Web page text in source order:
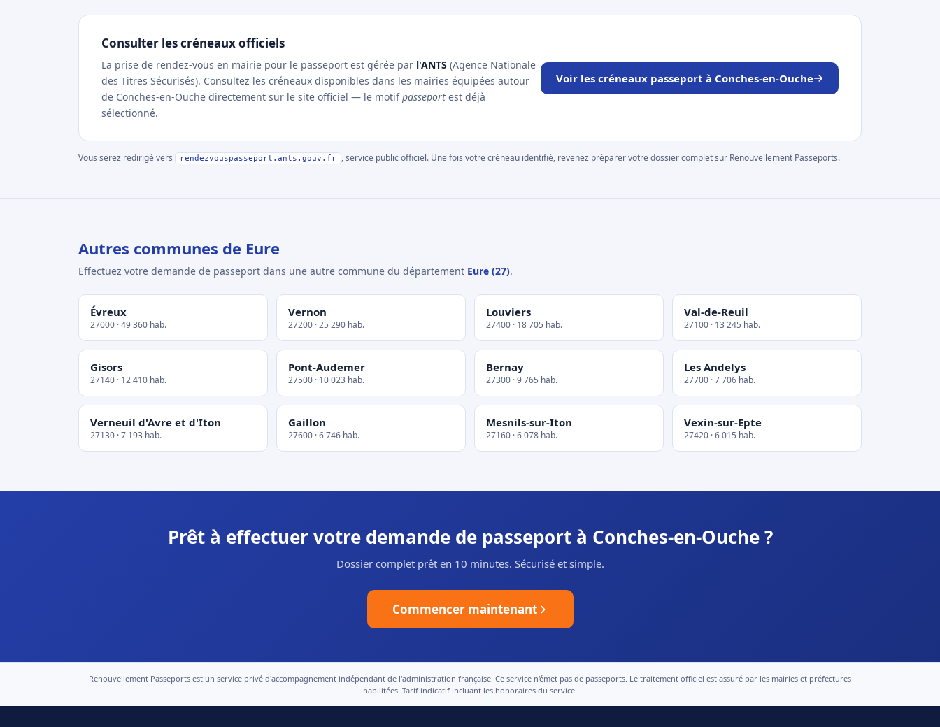
Consulter les créneaux officiels
La prise de rendez-vous en mairie pour le passeport est gérée par l'ANTS (Agence Nationale
des Titres Sécurisés). Consultez les créneaux disponibles dans les mairies équipées autour
de Conches-en-Ouche directement sur le site officiel — le motifpasseport est déjà
sélectionné.
Voir les créneaux passeport à Conches-en-Ouche
Vous serez redirigé vers rendezvouspasseport.ants.gouv.fr , service public officiel. Une fois votre créneau identifié, revenez préparer votre dossier complet sur Renouvellement Passeports.
Autres communes de Eure
Effectuez votre demande de passeport dans une autre commune du département Eure (27).
Évreux
27000 · 49 360 hab.
Vernon
27200 · 25 290 hab.
Louviers
27400 · 18 705 hab.
Val-de-Reuil
27100 · 13 245 hab.
Gisors
27140 · 12 410 hab.
Pont-Audemer
27500 · 10 023 hab.
Bernay
27300 · 9 765 hab.
Les Andelys
27700 · 7 706 hab.
Verneuil d'Avre et d'Iton
27130 · 7 193 hab.
Gaillon
27600 · 6 746 hab.
Mesnils-sur-Iton
27160 · 6 078 hab.
Vexin-sur-Epte
27420 · 6 015 hab.
Prêt à effectuer votre demande de passeport à Conches-en-Ouche ?
Dossier complet prêt en 10 minutes. Sécurisé et simple.
Commencer maintenant
Renouvellement Passeports est un service privé d'accompagnement indépendant de l'administration française. Ce service n'émet pas de passeports. Le traitement officiel est assuré par les mairies et préfectures
habilitées. Tarif indicatif incluant les honoraires du service.